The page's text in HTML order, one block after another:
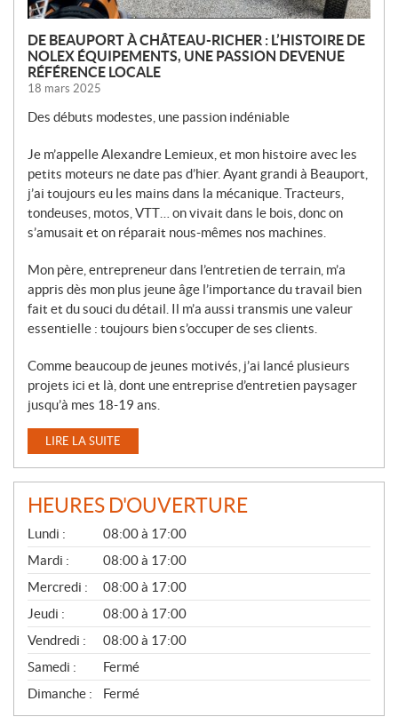
DE BEAUPORT À CHÂTEAU-RICHER : L’HISTOIRE DE
NOLEX ÉQUIPEMENTS, UNE PASSION DEVENUE
RÉFÉRENCE LOCALE
18 mars 2025
Des débuts modestes, une passion indéniable
Je m’appelle Alexandre Lemieux, et mon histoire avec les
petits moteurs ne date pas d’hier. Ayant grandi à Beauport,
j’ai toujours eu les mains dans la mécanique. Tracteurs,
tondeuses, motos, VTT… on vivait dans le bois, donc on
s’amusait et on réparait nous-mêmes nos machines.
Mon père, entrepreneur dans l’entretien de terrain, m’a
appris dès mon plus jeune âge l’importance du travail bien
fait et du souci du détail. Il m’a aussi transmis une valeur
essentielle : toujours bien s’occuper de ses clients.
Comme beaucoup de jeunes motivés, j’ai lancé plusieurs
projets ici et là, dont une entreprise d’entretien paysager
jusqu’à mes 18-19 ans.
LIRE LA SUITE
HEURES D'OUVERTURE
G
É
N
É
R
A
L
Lundi :
08:00 à 17:00
Mardi :
08:00 à 17:00
Mercredi :
08:00 à 17:00
Jeudi :
08:00 à 17:00
Vendredi :
08:00 à 17:00
Samedi :
Fermé
Dimanche :
Fermé